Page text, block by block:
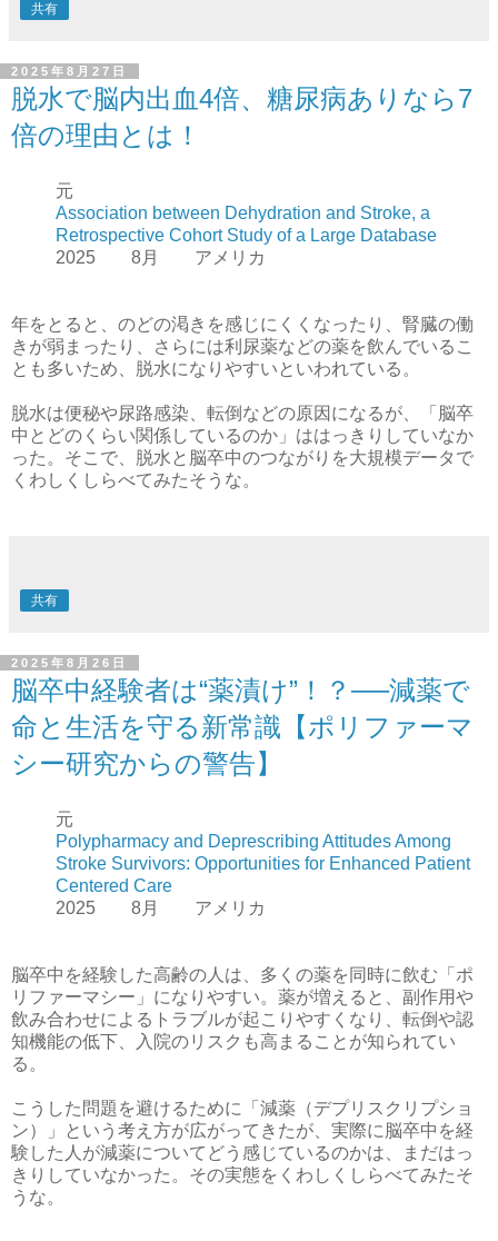
共有
2025年8月27日
脱水で脳内出血4倍、糖尿病ありなら7
倍の理由とは！
元
Association between Dehydration and Stroke, a
Retrospective Cohort Study of a Large Database
2025 8月 アメリカ
年をとると、のどの渇きを感じにくくなったり、腎臓の働
きが弱まったり、さらには利尿薬などの薬を飲んでいるこ
とも多いため、脱水になりやすいといわれている。
脱水は便秘や尿路感染、転倒などの原因になるが、「脳卒
中とどのくらい関係しているのか」ははっきりしていなか
った。そこで、脱水と脳卒中のつながりを大規模データで
くわしくしらべてみたそうな。
共有
2025年8月26日
脳卒中経験者は“薬漬け”！？──減薬で
命と生活を守る新常識【ポリファーマ
シー研究からの警告】
元
Polypharmacy and Deprescribing Attitudes Among
Stroke Survivors: Opportunities for Enhanced Patient
Centered Care
2025 8月 アメリカ
脳卒中を経験した高齢の人は、多くの薬を同時に飲む「ポ
リファーマシー」になりやすい。薬が増えると、副作用や
飲み合わせによるトラブルが起こりやすくなり、転倒や認
知機能の低下、入院のリスクも高まることが知られてい
る。
こうした問題を避けるために「減薬（デプリスクリプショ
ン）」という考え方が広がってきたが、実際に脳卒中を経
験した人が減薬についてどう感じているのかは、まだはっ
きりしていなかった。その実態をくわしくしらべてみたそ
うな。